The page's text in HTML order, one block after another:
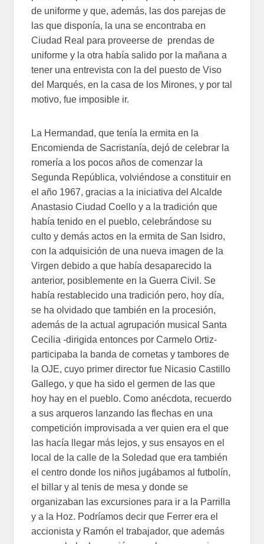
de uniforme y que, además, las dos parejas de
las que disponía, la una se encontraba en
Ciudad Real para proveerse de prendas de
uniforme y la otra había salido por la mañana a
tener una entrevista con la del puesto de Viso
del Marqués, en la casa de los Mirones, y por tal
motivo, fue imposible ir.
La Hermandad, que tenía la ermita en la
Encomienda de Sacristanía, dejó de celebrar la
romería a los pocos años de comenzar la
Segunda República, volviéndose a constituir en
el año 1967, gracias a la iniciativa del Alcalde
Anastasio Ciudad Coello y a la tradición que
había tenido en el pueblo, celebrándose su
culto y demás actos en la ermita de San Isidro,
con la adquisición de una nueva imagen de la
Virgen debido a que había desaparecido la
anterior, posiblemente en la Guerra Civil. Se
había restablecido una tradición pero, hoy día,
se ha olvidado que también en la procesión,
además de la actual agrupación musical Santa
Cecilia -dirigida entonces por Carmelo Ortiz-
participaba la banda de cornetas y tambores de
la OJE, cuyo primer director fue Nicasio Castillo
Gallego, y que ha sido el germen de las que
hoy hay en el pueblo. Como anécdota, recuerdo
a sus arqueros lanzando las flechas en una
competición improvisada a ver quien era el que
las hacía llegar más lejos, y sus ensayos en el
local de la calle de la Soledad que era también
el centro donde los niños jugábamos al futbolín,
el billar y al tenis de mesa y donde se
organizaban las excursiones para ir a la Parrilla
y a la Hoz. Podríamos decir que Ferrer era el
accionista y Ramón el trabajador, que además